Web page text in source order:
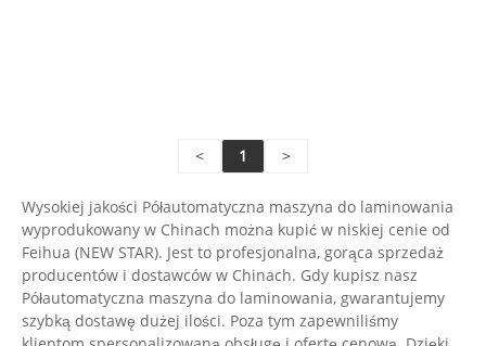
< 1 >
Wysokiej jakości Półautomatyczna maszyna do laminowania
wyprodukowany w Chinach można kupić w niskiej cenie od
Feihua (NEW STAR). Jest to profesjonalna, gorąca sprzedaż
producentów i dostawców w Chinach. Gdy kupisz nasz
Półautomatyczna maszyna do laminowania, gwarantujemy
szybką dostawę dużej ilości. Poza tym zapewniliśmy